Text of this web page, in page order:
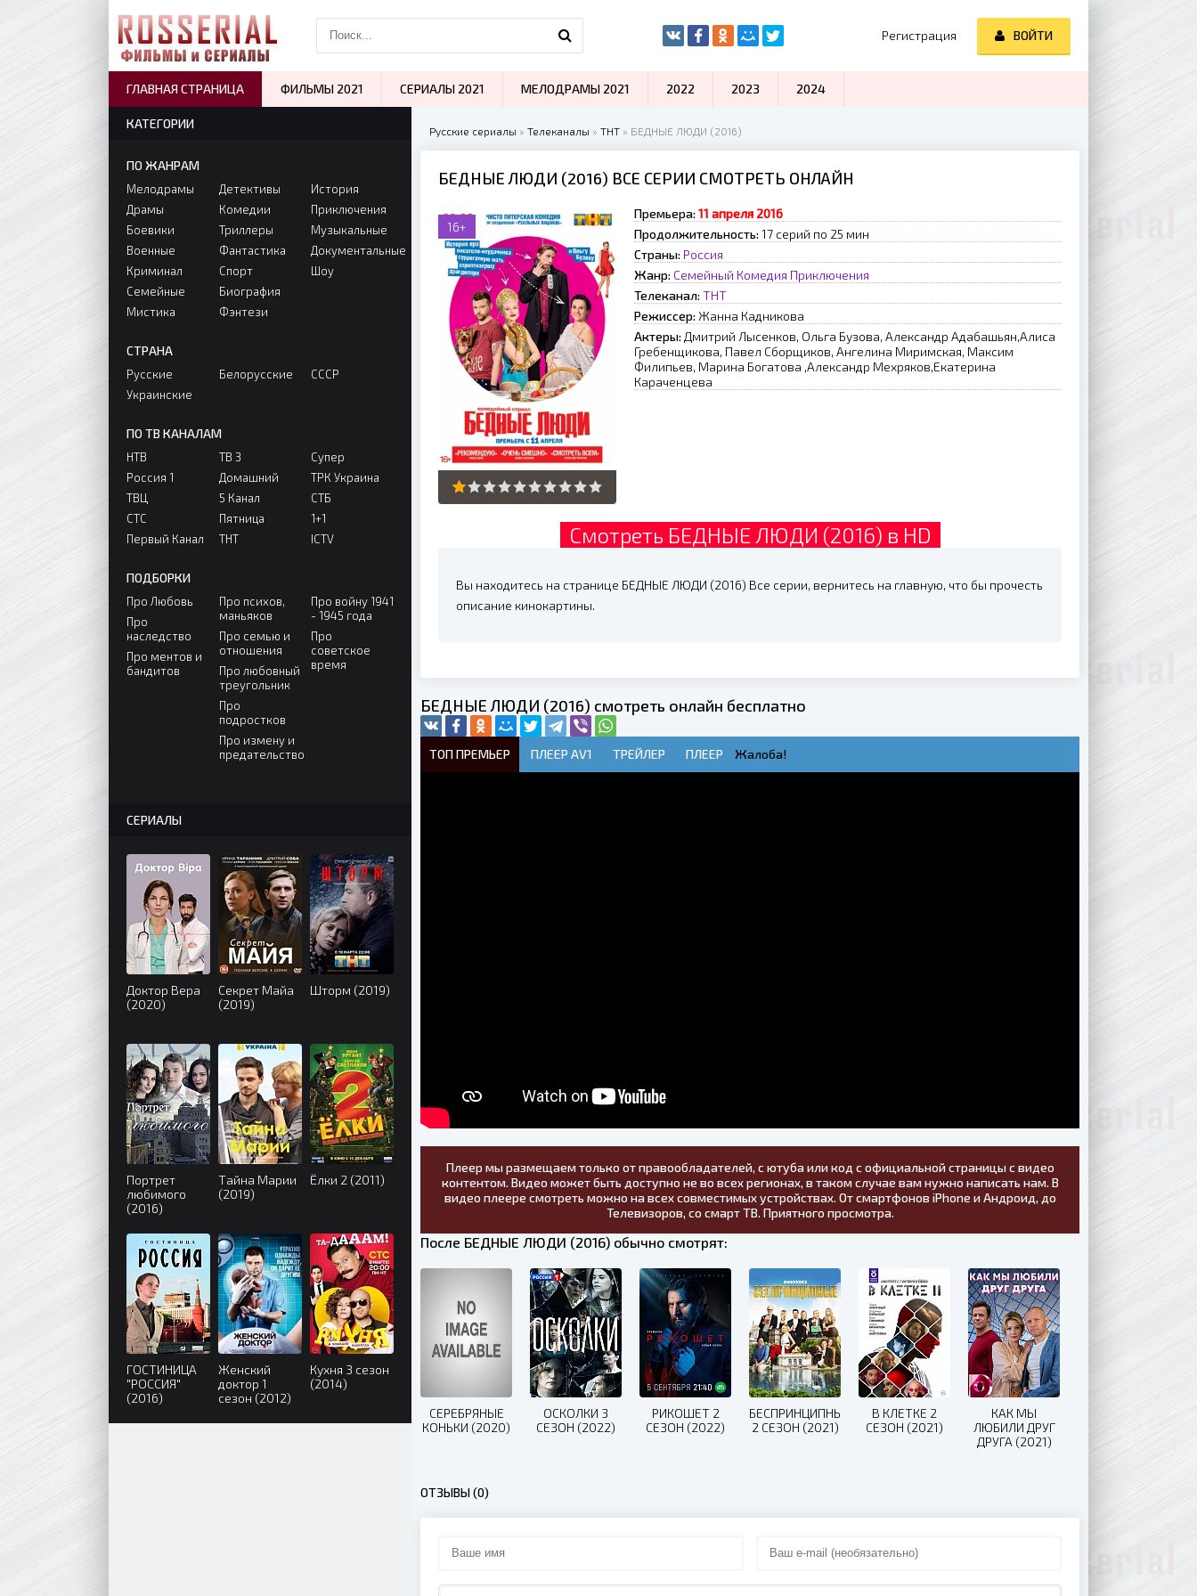
Русские сериалы » Телеканалы » ТНТ » БЕДНЫЕ ЛЮДИ (2016)
БЕДНЫЕ ЛЮДИ (2016) ВСЕ СЕРИИ СМОТРЕТЬ ОНЛАЙН
16+
Премьера: 11 aпpeля 2016
Продолжительность: 17 серий по 25 мин
Страны: Россия
Жанр: Семейный Комедия Приключения
Телеканал: ТНТ
Режиссер: Жанна Кадникова
Актеры: Дмитрий Лысенков, Ольга Бузова, Александр Адабашьян,Алиса
Гребенщикова, Павел Сборщиков, Ангелина Миримская, Максим
Филипьев, Марина Богатова ,Александр Мехряков,Екатерина
Караченцева
Смотреть БЕДНЫЕ ЛЮДИ (2016) в HD
Вы находитесь на странице БЕДНЫЕ ЛЮДИ (2016) Все серии, вернитесь на главную, что бы прочесть
описание кинокартины.
БЕДНЫЕ ЛЮДИ (2016) смотреть онлайн бесплатно
ТОП ПРЕМЬЕР ПЛЕЕР AV1 ТРЕЙЛЕР ПЛЕЕР Жалоба!
Плеер мы размещаем только от правообладателей, с ютуба или код с официальной страницы с видео
контентом. Видео может быть доступно не во всех регионах, в таком случае вам нужно написать нам. В
видео плеере смотреть можно на всех совместимых устройствах. От смартфонов iPhone и Андроид, до
Телевизоров, со смарт ТВ. Приятного просмотра.
После БЕДНЫЕ ЛЮДИ (2016) обычно смотрят:
СЕРЕБРЯНЫЕ
КОНЬКИ (2020)
ОСКОЛКИ 3
СЕЗОН (2022)
РИКОШЕТ 2
СЕЗОН (2022)
БЕСПРИНЦИПНЫЕ
2 СЕЗОН (2021)
В КЛЕТКЕ 2
СЕЗОН (2021)
КАК МЫ
ЛЮБИЛИ ДРУГ
ДРУГА (2021)
ОТЗЫВЫ (0)
КАТЕГОРИИ
ПО ЖАНРАМ
Мелодрамы
Драмы
Боевики
Военные
Криминал
Семейные
Мистика
Детективы
Комедии
Триллеры
Фантастика
Спорт
Биография
Фэнтези
История
Приключения
Музыкальные
Документальные
Шоу
СТРАНА
Русские
Украинские
Белорусские СССР
ПО ТВ КАНАЛАМ
НТВ
Россия 1
ТВЦ
СТС
Первый Канал
ТВ 3
Домашний
5 Канал
Пятница
ТНТ
Супер
ТРК Украина
СТБ
1+1
ICTV
ПОДБОРКИ
Про Любовь
Про
наследство
Про ментов и
бандитов
Про психов,
маньяков
Про семью и
отношения
Про любовный
треугольник
Про
подростков
Про измену и
предательство
Про войну 1941
- 1945 года
Про
советское
время
СЕРИАЛЫ
Доктор Вера
(2020)
Секрет Майа
(2019)
Шторм (2019)
Портрет
любимого
(2016)
Тайна Марии
(2019)
Ёлки 2 (2011)
ГОСТИНИЦА
"РОССИЯ"
(2016)
Женский
доктор 1
сезон (2012)
Кухня 3 сезон
(2014)
Регистрация ВОЙТИ
ГЛАВНАЯ СТРАНИЦА ФИЛЬМЫ 2021 СЕРИАЛЫ 2021 МЕЛОДРАМЫ 2021 2022 2023 2024